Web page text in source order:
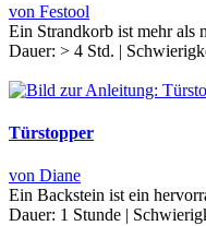
von Festool
Ein Strandkorb ist mehr als
Dauer: > 4 Std. |
Türstopper
von Diane
Ein Backstein ist ein
Dauer: 1 Stunde